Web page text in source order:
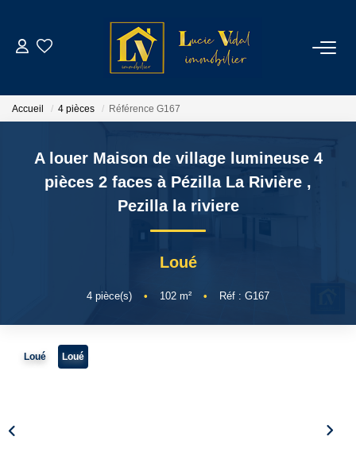
GESTION LOCATIVE
CONTACT
Accueil 4 pièces Référence G167
A louer Maison de village lumineuse 4
pièces 2 faces à Pézilla La Rivière ,
Pezilla la riviere
Loué
4 pièce(s) • 102 m² • Réf : G167
Loué Loué